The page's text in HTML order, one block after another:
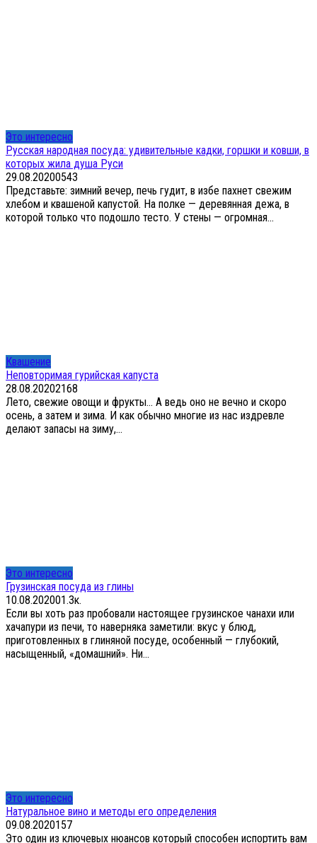
Это интересно
Русская народная посуда: удивительные кадки, горшки и ковши, в
которых жила душа Руси
29.08.20200543
Представьте: зимний вечер, печь гудит, в избе пахнет свежим
хлебом и квашеной капустой. На полке — деревянная дежа, в
которой только что подошло тесто. У стены — огромная...
Квашение
Неповторимая гурийская капуста
28.08.20202168
Лето, свежие овощи и фрукты… А ведь оно не вечно и скоро
осень, а затем и зима. И как обычно многие из нас издревле
делают запасы на зиму,...
Это интересно
Грузинская посуда из глины
10.08.202001.3к.
Если вы хоть раз пробовали настоящее грузинское чанахи или
хачапури из печи, то наверняка заметили: вкус у блюд,
приготовленных в глиняной посуде, особенный — глубокий,
насыщенный, «домашний». Ни...
Это интересно
Натуральное вино и методы его определения
09.08.2020157
Это один из ключевых нюансов который способен испортить вам